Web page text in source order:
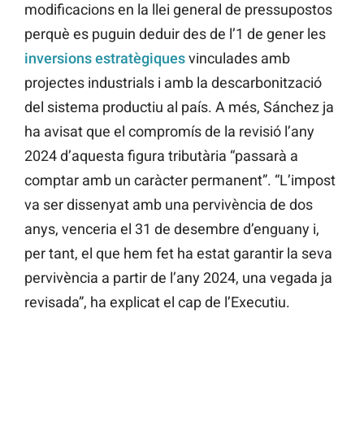
modificacions en la llei general de pressupostos
perquè es puguin deduir des de l’1 de gener les
inversions estratègiquesvinculades amb
projectes industrials i amb la descarbonització
del sistema productiu al país. A més, Sánchez ja
ha avisat que el compromís de la revisió l’any
2024 d’aquesta figura tributària “passarà a
comptar amb un caràcter permanent”. “L’impost
va ser dissenyat amb una pervivència de dos
anys, venceria el 31 de desembre d’enguany i,
per tant, el que hem fet ha estat garantir la seva
pervivència a partir de l’any 2024, una vegada ja
revisada”, ha explicat el cap de l’Executiu.